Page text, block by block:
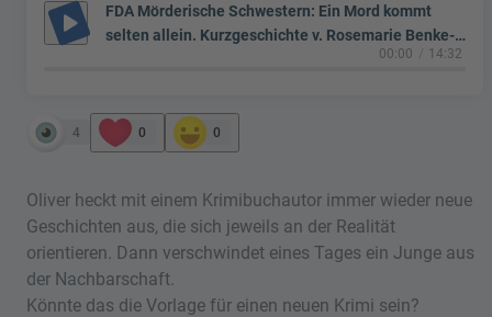
play_arrow
FDA Mörderische Schwestern: Ein Mord kommt
selten allein. Kurzgeschichte v. Rosemarie Benke-
00:00 14:32
4 0 0
Oliver heckt mit einem Krimibuchautor immer wieder neue
Geschichten aus, die sich jeweils an der Realität
orientieren. Dann verschwindet eines Tages ein Junge aus
der Nachbarschaft.
Könnte das die Vorlage für einen neuen Krimi sein?